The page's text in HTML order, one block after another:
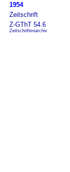
1954
Zeitschrift
Z-GThT 54.6
Zeitschriftenarchiv